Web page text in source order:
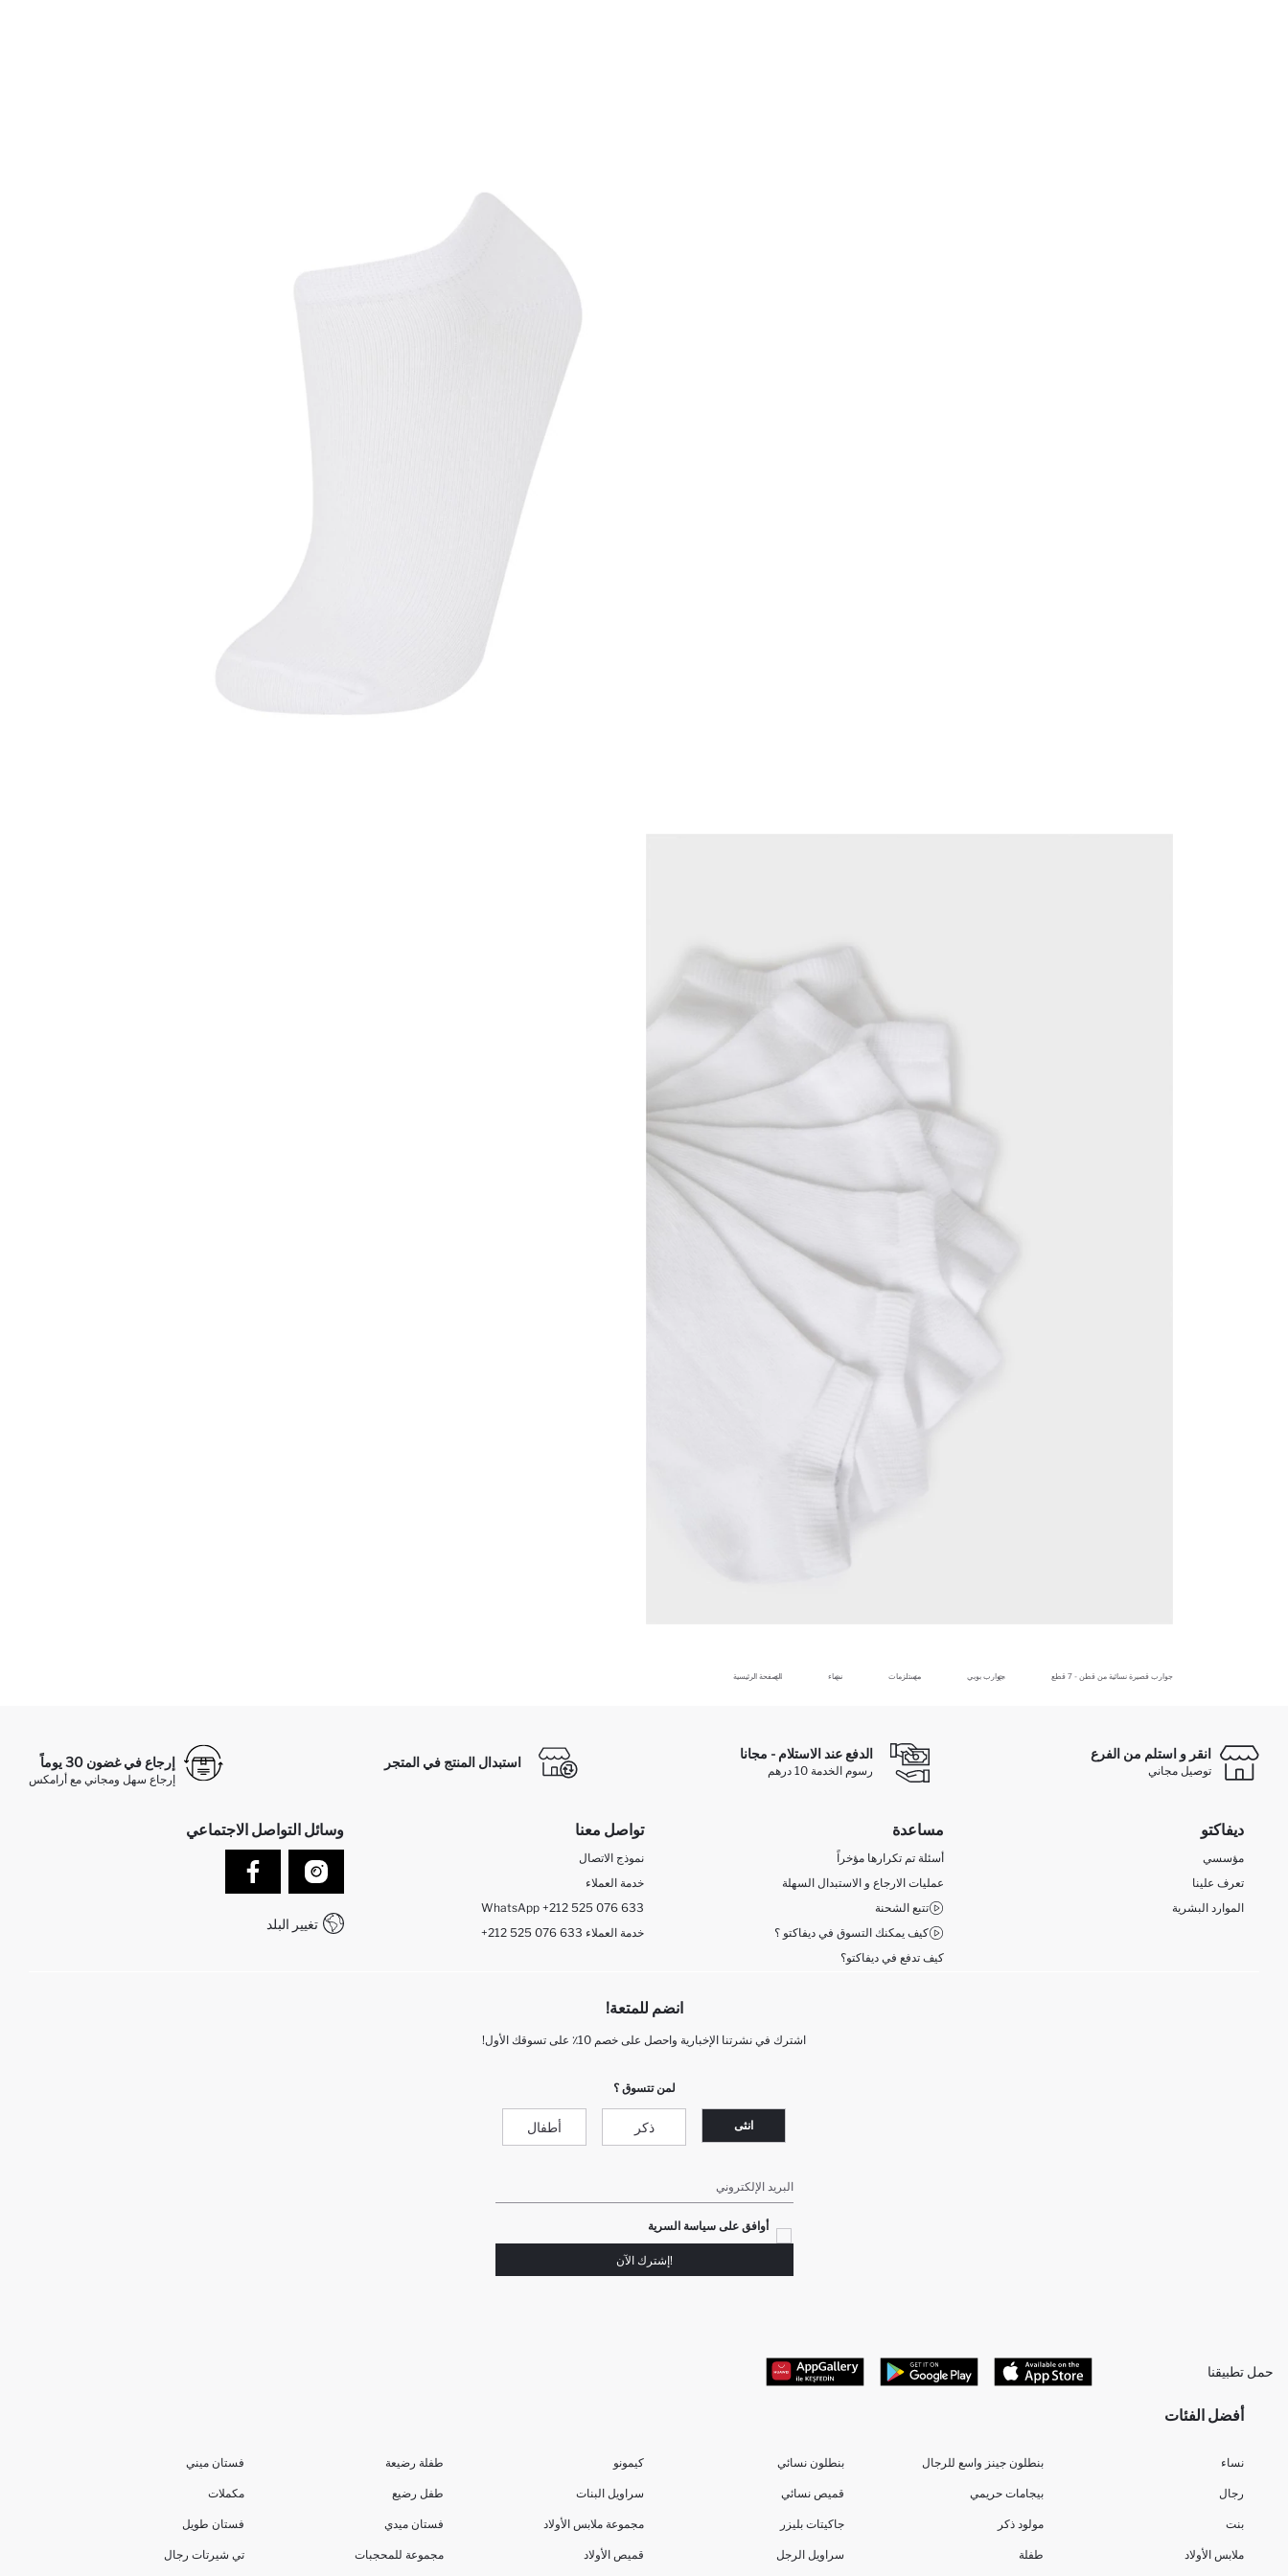
الصفحة الرئيسية نساء مستلزمات جوارب بوبي جوارب قصيرة نسائية من قطن - 7 قطع
انقر و استلم من الفرع
توصيل مجاني
الدفع عند الاستلام - مجانا
رسوم الخدمة 10 درهم
استبدال المنتج في المتجر إرجاع في غضون 30 يوماً
إرجاع سهل ومجاني مع أرامكس
ديفاكتو
مؤسسي
تعرف علينا
الموارد البشرية
مساعدة
أسئلة تم تكرارها مؤخراً
عمليات الارجاع و الاستبدال السهلة
تتبع الشحنة
كيف يمكنك التسوق في ديفاكتو ؟
كيف تدفع في ديفاكتو؟
تواصل معنا
نموذج الاتصال
خدمة العملاء
WhatsApp +212 525 076 633
+212 525 076 633 خدمة العملاء
وسائل التواصل الاجتماعي
تغيير البلد
انضم للمتعة!
اشترك في نشرتنا الإخبارية واحصل على خصم 10٪ على تسوقك الأول!
لمن تتسوق ؟
انثى ذكر أطفال
البريد الإلكتروني
أوافق على سياسة السرية
!إشترك الآن
حمل تطبيقنا
أفضل الفئات
نساء
رجال
بنت
ملابس الأولاد
بنطلون جينز واسع للرجال
بيجامات حريمي
مولود ذكر
طفلة
بنطلون نسائي
قميص نسائي
جاكيتات بليزر
سراويل الرجل
كيمونو
سراويل البنات
مجموعة ملابس الأولاد
قميص الأولاد
طفلة رضيعة
طفل رضيع
فستان ميدي
مجموعة للمحجبات
فستان ميني
مكملات
فستان طويل
تي شيرتات رجال